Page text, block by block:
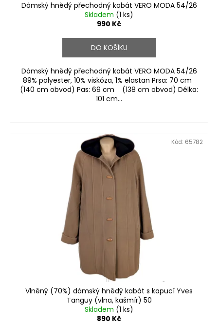
Dámský hnědý přechodný kabát VERO MODA 54/26
Skladem (1 ks)
990 Kč
DO KOŠÍKU
Dámský hnědý přechodný kabát VERO MODA 54/26
89% polyester, 10% viskóza, 1% elastan Prsa: 70 cm
(140 cm obvod) Pas: 69 cm (138 cm obvod) Délka:
101 cm...
Vlněný (70%) dámský hnědý kabát s kapucí Yves
Tanguy (vlna, kašmír) 50
Skladem (1 ks)
890 Kč
Kód: 65782